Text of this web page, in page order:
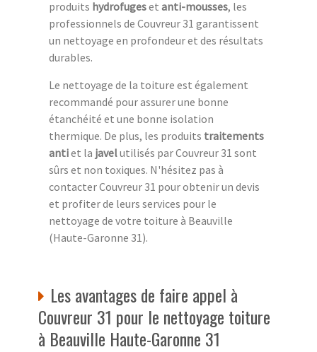
produits hydrofugeset anti-mousses, les
professionnels de Couvreur 31 garantissent
un nettoyage en profondeur et des résultats
durables.
Le nettoyage de la toiture est également
recommandé pour assurer une bonne
étanchéité et une bonne isolation
thermique. De plus, les produits traitements
antiet la javelutilisés par Couvreur 31 sont
sûrs et non toxiques. N'hésitez pas à
contacter Couvreur 31 pour obtenir un devis
et profiter de leurs services pour le
nettoyage de votre toiture à Beauville
(Haute-Garonne 31).
Les avantages de faire appel à
Couvreur 31 pour le nettoyage toiture
à Beauville Haute-Garonne 31